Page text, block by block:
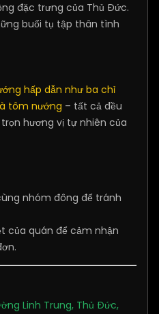
đặc trưng của Thủ Đức.
buổi tụ tập thân tình
hấp dẫn như ba chỉ
tôm nướng – tất cả đều
hương vị tự nhiên của
nhóm đông để tránh
của quán để cảm nhận
Linh Trung, Thủ Đức,